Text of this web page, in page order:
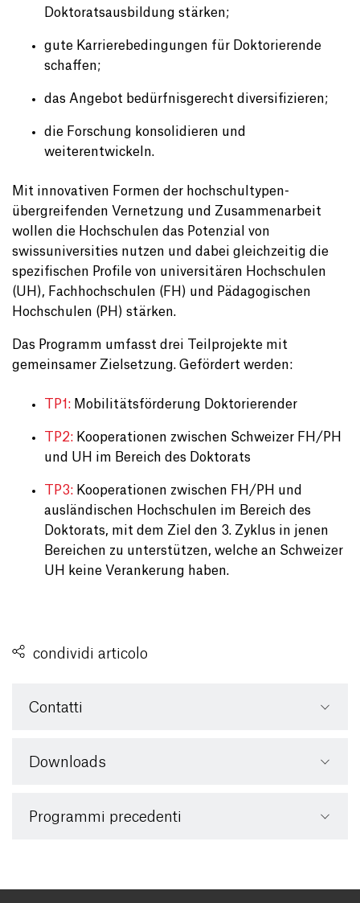
Doktoratsausbildung stärken;
gute Karrierebedingungen für Doktorierende
schaffen;
das Angebot bedürfnisgerecht diversifizieren;
die Forschung konsolidieren und
weiterentwickeln.
Mit innovativen Formen der hochschultypen-
übergreifenden Vernetzung und Zusammenarbeit
wollen die Hochschulen das Potenzial von
swissuniversities nutzen und dabei gleichzeitig die
spezifischen Profile von universitären Hochschulen
(UH), Fachhochschulen (FH) und Pädagogischen
Hochschulen (PH) stärken.
Das Programm umfasst drei Teilprojekte mit
gemeinsamer Zielsetzung. Gefördert werden:
TP1: Mobilitätsförderung Doktorierender
TP2: Kooperationen zwischen Schweizer FH/PH
und UH im Bereich des Doktorats
TP3: Kooperationen zwischen FH/PH und
ausländischen Hochschulen im Bereich des
Doktorats, mit dem Ziel den 3. Zyklus in jenen
Bereichen zu unterstützen, welche an Schweizer
UH keine Verankerung haben.
condividi articolo
Contatti
Downloads
Programmi precedenti